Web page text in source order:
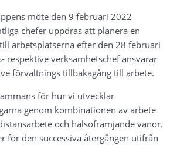
möte den 9 februari 2022
chefer uppdras att planera en
arbetsplatserna efter den 28 februari
respektive verksamhetschef ansvarar
förvaltnings tillbakagång till arbete.
för hur vi utvecklar
genom kombinationen av arbete
och hälsofrämjande vanor.
för den successiva återgången utifrån